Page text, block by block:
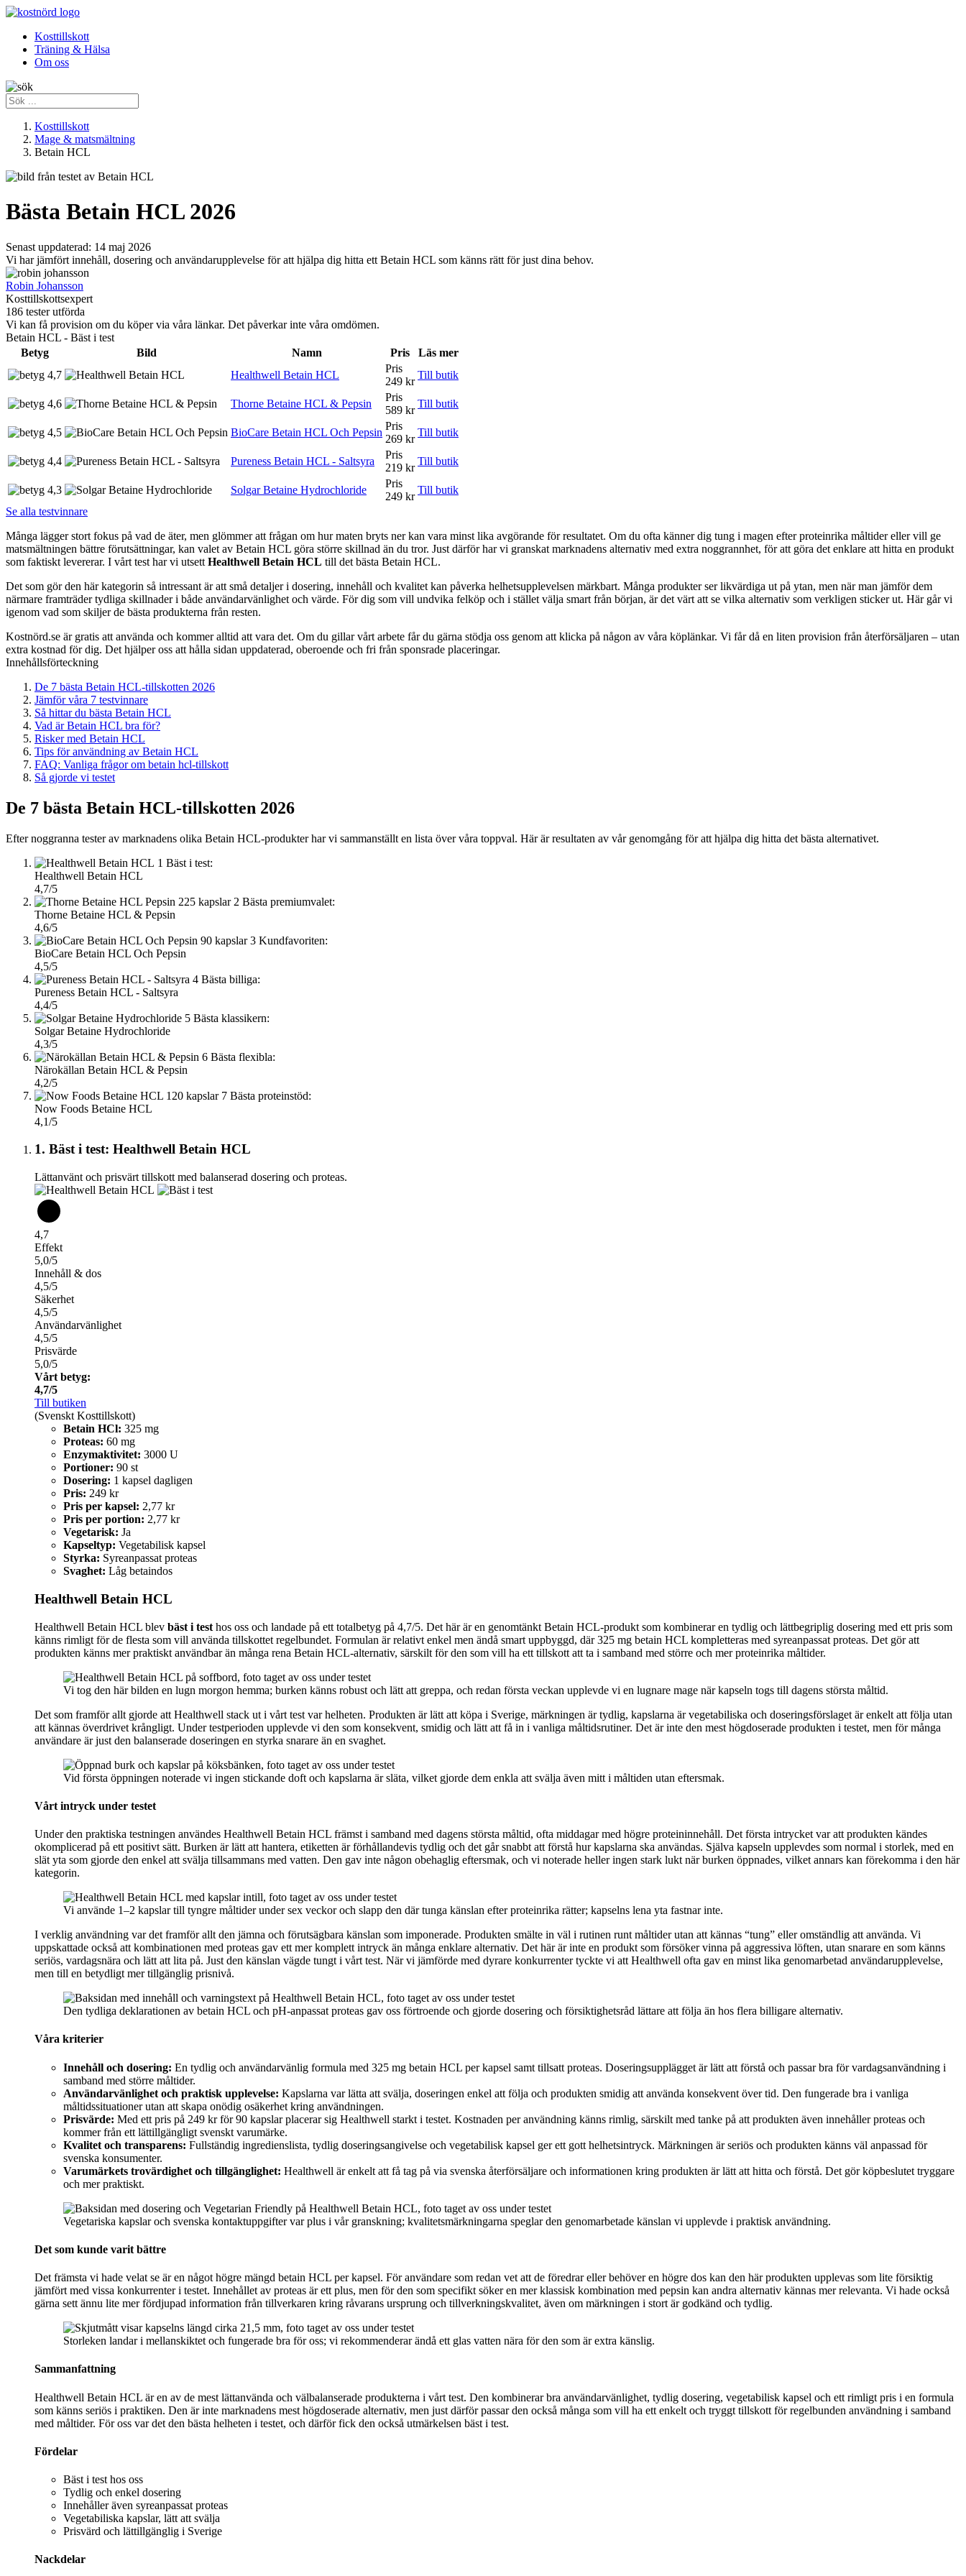
Kosttillskott
Träning & Hälsa
Om oss
Kosttillskott
Mage & matsmältning
Betain HCL
Bästa Betain HCL 2026
Senast uppdaterad: 14 maj 2026
Vi har jämfört innehåll, dosering och användarupplevelse för att hjälpa dig hitta ett Betain HCL som känns rätt för just dina behov.
Robin Johansson
Kosttillskottsexpert
186 tester utförda
Vi kan få provision om du köper via våra länkar. Det påverkar inte våra omdömen.
Betain HCL - Bäst i test
Betyg
Bild Namn Pris
Läs mer
4,7
Healthwell Betain HCL
Pris
249 kr
Till butik
4,6 Thorne Betaine HCL & Pepsin
Pris
589 kr
Till butik
4,5 BioCare Betain HCL Och Pepsin
Pris
269 kr
Till butik
4,4 Pureness Betain HCL - Saltsyra
Pris
219 kr
Till butik
4,3 Solgar Betaine Hydrochloride
Pris
249 kr
Till butik
Se alla testvinnare
Många lägger stort fokus på vad de äter, men glömmer att frågan om hur maten bryts ner kan vara minst lika avgörande för resultatet. Om du ofta känner dig tung i magen efter proteinrika måltider eller vill ge
matsmältningen bättre förutsättningar, kan valet av Betain HCL göra större skillnad än du tror. Just därför har vi granskat marknadens alternativ med extra noggrannhet, för att göra det enklare att hitta en produkt
som faktiskt levererar. I vårt test har vi utsett Healthwell Betain HCL till det bästa Betain HCL.
Det som gör den här kategorin så intressant är att små detaljer i dosering, innehåll och kvalitet kan påverka helhetsupplevelsen märkbart. Många produkter ser likvärdiga ut på ytan, men när man jämför dem
närmare framträder tydliga skillnader i både användarvänlighet och värde. För dig som vill undvika felköp och i stället välja smart från början, är det värt att se vilka alternativ som verkligen sticker ut. Här går vi
igenom vad som skiljer de bästa produkterna från resten.
Kostnörd.se är gratis att använda och kommer alltid att vara det. Om du gillar vårt arbete får du gärna stödja oss genom att klicka på någon av våra köplänkar. Vi får då en liten provision från återförsäljaren – utan
extra kostnad för dig. Det hjälper oss att hålla sidan uppdaterad, oberoende och fri från sponsrade placeringar.
Innehållsförteckning
De 7 bästa Betain HCL-tillskotten 2026
Jämför våra 7 testvinnare
Så hittar du bästa Betain HCL
Vad är Betain HCL bra för?
Risker med Betain HCL
Tips för användning av Betain HCL
FAQ: Vanliga frågor om betain hcl-tillskott
Så gjorde vi testet
De 7 bästa Betain HCL-tillskotten 2026
Efter noggranna tester av marknadens olika Betain HCL-produkter har vi sammanställt en lista över våra toppval. Här är resultaten av vår genomgång för att hjälpa dig hitta det bästa alternativet.
1 Bäst i test:
Healthwell Betain HCL
4,7/5
2 Bästa premiumvalet:
Thorne Betaine HCL & Pepsin
4,6/5
3 Kundfavoriten:
BioCare Betain HCL Och Pepsin
4,5/5
4 Bästa billiga:
Pureness Betain HCL - Saltsyra
4,4/5
5 Bästa klassikern:
Solgar Betaine Hydrochloride
4,3/5
6 Bästa flexibla:
Närokällan Betain HCL & Pepsin
4,2/5
7 Bästa proteinstöd:
Now Foods Betaine HCL
4,1/5
1. Bäst i test: Healthwell Betain HCL
Lättanvänt och prisvärt tillskott med balanserad dosering och proteas.
4,7
Effekt
5,0/5
Innehåll & dos
4,5/5
Säkerhet
4,5/5
Användarvänlighet
4,5/5
Prisvärde
5,0/5
Vårt betyg:
4,7/5
Till butiken
(Svenskt Kosttillskott)
Betain HCl: 325 mg
Proteas: 60 mg
Enzymaktivitet: 3000 U
Portioner: 90 st
Dosering: 1 kapsel dagligen
Pris: 249 kr
Pris per kapsel: 2,77 kr
Pris per portion: 2,77 kr
Vegetarisk: Ja
Kapseltyp: Vegetabilisk kapsel
Styrka: Syreanpassat proteas
Svaghet: Låg betaindos
Healthwell Betain HCL
Healthwell Betain HCL blev bäst i test hos oss och landade på ett totalbetyg på 4,7/5. Det här är en genomtänkt Betain HCL-produkt som kombinerar en tydlig och lättbegriplig dosering med ett pris som
känns rimligt för de flesta som vill använda tillskottet regelbundet. Formulan är relativt enkel men ändå smart uppbyggd, där 325 mg betain HCL kompletteras med syreanpassat proteas. Det gör att
produkten känns mer praktiskt användbar än många rena Betain HCL-alternativ, särskilt för den som vill ha ett tillskott att ta i samband med större och mer proteinrika måltider.
Vi tog den här bilden en lugn morgon hemma; burken känns robust och lätt att greppa, och redan första veckan upplevde vi en lugnare mage när kapseln togs till dagens största måltid.
Det som framför allt gjorde att Healthwell stack ut i vårt test var helheten. Produkten är lätt att köpa i Sverige, märkningen är tydlig, kapslarna är vegetabiliska och doseringsförslaget är enkelt att följa utan
att kännas överdrivet krångligt. Under testperioden upplevde vi den som konsekvent, smidig och lätt att få in i vanliga måltidsrutiner. Det är inte den mest högdoserade produkten i testet, men för många
användare är just den balanserade doseringen en styrka snarare än en svaghet.
Vid första öppningen noterade vi ingen stickande doft och kapslarna är släta, vilket gjorde dem enkla att svälja även mitt i måltiden utan eftersmak.
Vårt intryck under testet
Under den praktiska testningen användes Healthwell Betain HCL främst i samband med dagens största måltid, ofta middagar med högre proteininnehåll. Det första intrycket var att produkten kändes
okomplicerad på ett positivt sätt. Burken är lätt att hantera, etiketten är förhållandevis tydlig och det går snabbt att förstå hur kapslarna ska användas. Själva kapseln upplevdes som normal i storlek, med en
slät yta som gjorde den enkel att svälja tillsammans med vatten. Den gav inte någon obehaglig eftersmak, och vi noterade heller ingen stark lukt när burken öppnades, vilket annars kan förekomma i den här
kategorin.
Vi använde 1–2 kapslar till tyngre måltider under sex veckor och slapp den där tunga känslan efter proteinrika rätter; kapselns lena yta fastnar inte.
I verklig användning var det framför allt den jämna och förutsägbara känslan som imponerade. Produkten smälte in väl i rutinen runt måltider utan att kännas “tung” eller omständlig att använda. Vi
uppskattade också att kombinationen med proteas gav ett mer komplett intryck än många enklare alternativ. Det här är inte en produkt som försöker vinna på aggressiva löften, utan snarare en som känns
seriös, vardagsnära och lätt att lita på. Just den känslan vägde tungt i vårt test. När vi jämförde med dyrare konkurrenter tyckte vi att Healthwell ofta gav en minst lika genomarbetad användarupplevelse,
men till en betydligt mer tillgänglig prisnivå.
Den tydliga deklarationen av betain HCL och pH-anpassat proteas gav oss förtroende och gjorde dosering och försiktighetsråd lättare att följa än hos flera billigare alternativ.
Våra kriterier
Innehåll och dosering: En tydlig och användarvänlig formula med 325 mg betain HCL per kapsel samt tillsatt proteas. Doseringsupplägget är lätt att förstå och passar bra för vardagsanvändning i
samband med större måltider.
Användarvänlighet och praktisk upplevelse: Kapslarna var lätta att svälja, doseringen enkel att följa och produkten smidig att använda konsekvent över tid. Den fungerade bra i vanliga
måltidssituationer utan att skapa onödig osäkerhet kring användningen.
Prisvärde: Med ett pris på 249 kr för 90 kapslar placerar sig Healthwell starkt i testet. Kostnaden per användning känns rimlig, särskilt med tanke på att produkten även innehåller proteas och
kommer från ett lättillgängligt svenskt varumärke.
Kvalitet och transparens: Fullständig ingredienslista, tydlig doseringsangivelse och vegetabilisk kapsel ger ett gott helhetsintryck. Märkningen är seriös och produkten känns väl anpassad för
svenska konsumenter.
Varumärkets trovärdighet och tillgänglighet: Healthwell är enkelt att få tag på via svenska återförsäljare och informationen kring produkten är lätt att hitta och förstå. Det gör köpbeslutet tryggare
och mer praktiskt.
Vegetariska kapslar och svenska kontaktuppgifter var plus i vår granskning; kvalitetsmärkningarna speglar den genomarbetade känslan vi upplevde i praktisk användning.
Det som kunde varit bättre
Det främsta vi hade velat se är en något högre mängd betain HCL per kapsel. För användare som redan vet att de föredrar eller behöver en högre dos kan den här produkten upplevas som lite försiktig
jämfört med vissa konkurrenter i testet. Innehållet av proteas är ett plus, men för den som specifikt söker en mer klassisk kombination med pepsin kan andra alternativ kännas mer relevanta. Vi hade också
gärna sett ännu lite mer fördjupad information från tillverkaren kring råvarans ursprung och tillverkningskvalitet, även om märkningen i stort är godkänd och tydlig.
Storleken landar i mellanskiktet och fungerade bra för oss; vi rekommenderar ändå ett glas vatten nära för den som är extra känslig.
Sammanfattning
Healthwell Betain HCL är en av de mest lättanvända och välbalanserade produkterna i vårt test. Den kombinerar bra användarvänlighet, tydlig dosering, vegetabilisk kapsel och ett rimligt pris i en formula
som känns seriös i praktiken. Den är inte marknadens mest högdoserade alternativ, men just därför passar den också många som vill ha ett enkelt och tryggt tillskott för regelbunden användning i samband
med måltider. För oss var det den bästa helheten i testet, och därför fick den också utmärkelsen bäst i test.
Fördelar
Bäst i test hos oss
Tydlig och enkel dosering
Innehåller även syreanpassat proteas
Vegetabiliska kapslar, lätt att svälja
Prisvärd och lättillgänglig i Sverige
Nackdelar